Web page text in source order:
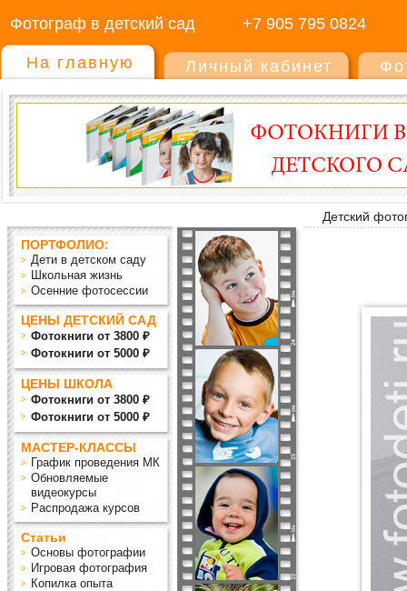
Фотограф в детский сад +7 905 795 0824
На главную Личный кабинет
Детский
ПОРТФОЛИО:
Дети в детском саду
Школьная жизнь
Осенние фотосессии
ЦЕНЫ ДЕТСКИЙ САД
Фотокниги от 3800 ₽
Фотокниги от 5000 ₽
ЦЕНЫ ШКОЛА
Фотокниги от 3800 ₽
Фотокниги от 5000 ₽
МАСТЕР-КЛАССЫ
График проведения МК
Обновляемые
видеокурсы
Распродажа курсов
Статьи
Основы фотографии
Игровая фотография
Копилка опыта